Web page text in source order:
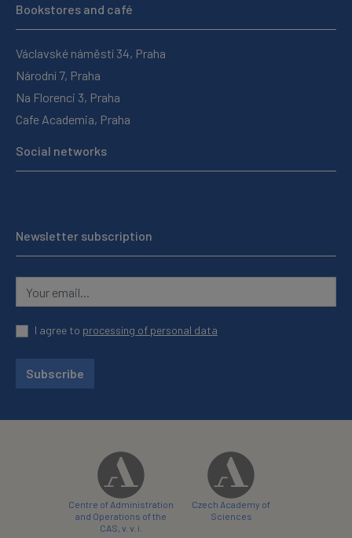
Bookstores and café
Václavské náměstí 34, Praha
Národní 7, Praha
Na Florenci 3, Praha
Cafe Academia, Praha
Social networks
Newsletter subscription
I agree to processing of personal data
Subscribe
Centre of Administration
and Operations of the
CAS, v. v. i.
Czech Academy of
Sciences